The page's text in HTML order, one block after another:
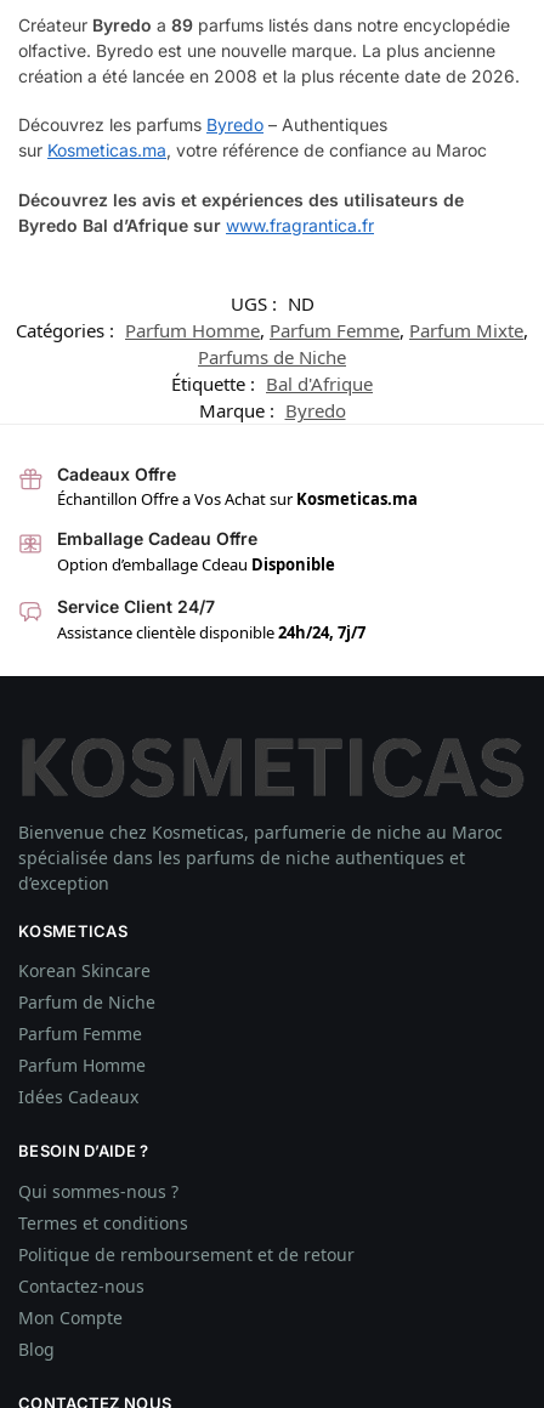
Créateur Byredo a 89 parfums listés dans notre encyclopédie
olfactive. Byredo est une nouvelle marque. La plus ancienne
création a été lancée en 2008 et la plus récente date de 2026.
Découvrez les parfums Byredo – Authentiques
sur Kosmeticas.ma, votre référence de confiance au Maroc
Découvrez les avis et expériences des utilisateurs de
Byredo Bal d’Afrique sur www.fragrantica.fr
UGS : ND
Catégories : Parfum Homme, Parfum Femme, Parfum Mixte,
Parfums de Niche
Étiquette : Bal d'Afrique
Marque : Byredo
Cadeaux Offre
Échantillon Offre a Vos Achat surKosmeticas.ma
Emballage Cadeau Offre
Option d’emballage Cdeau Disponible
Service Client 24/7
Assistance clientèle disponible24h/24, 7j/7
Bienvenue chez Kosmeticas, parfumerie de niche au Maroc
spécialisée dans les parfums de niche authentiques et
d’exception
KOSMETICAS
Korean Skincare
Parfum de Niche
Parfum Femme
Parfum Homme
Idées Cadeaux
BESOIN D’AIDE ?
Qui sommes-nous ?
Termes et conditions
Politique de remboursement et de retour
Contactez-nous
Mon Compte
Blog
CONTACTEZ NOUS